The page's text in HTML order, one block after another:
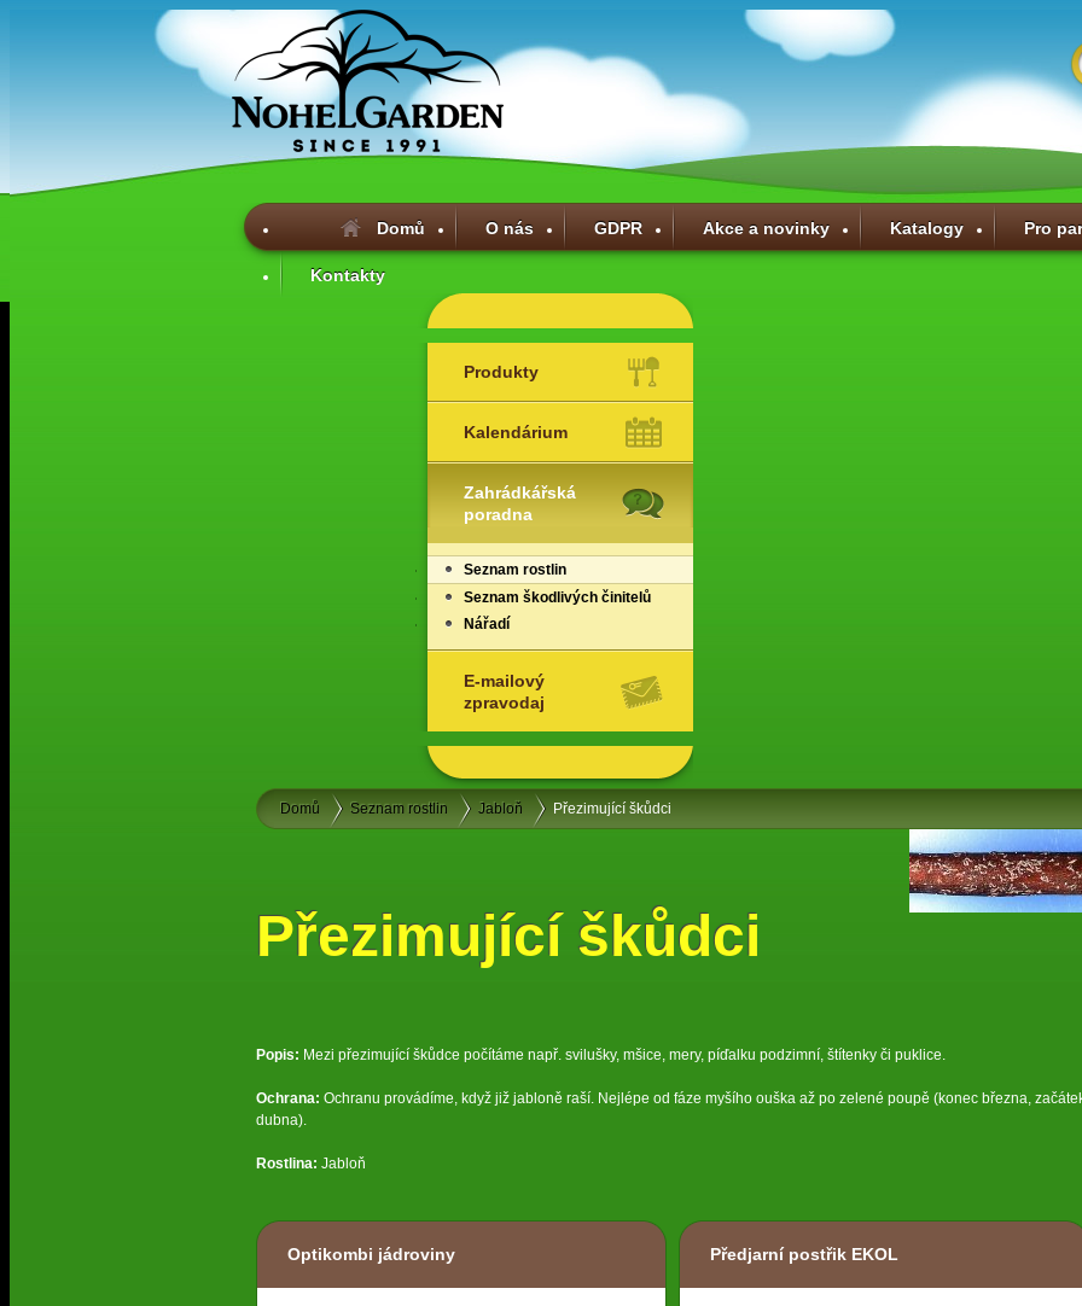
Domů O nás GDPR Akce a novinky Katalogy Pro
Kontakty
Produkty
Kalendárium
Zahrádkářská
poradna
Seznam rostlin
Seznam škodlivých činitelů
Nářadí
E-mailový
zpravodaj
Domů Seznam rostlin Jabloň Přezimující škůdci
Přezimující škůdci
Popis: Mezi přezimující škůdce počítáme např. svilušky, mšice, mery, píďalku podzimní, štítenky či puklice.
Ochrana: Ochranu provádíme, když již jabloně raší. Nejlépe od fáze myšího ouška až po zelené poupě (konec března,
dubna).
Rostlina: Jabloň
Optikombi jádroviny Předjarní postřik EKOL